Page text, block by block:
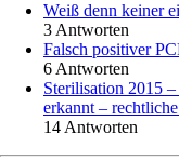
Weiß denn keiner
3 Antworten
Falsch positiver
6 Antworten
Sterilisation 2015
erkannt –
14 Antworten